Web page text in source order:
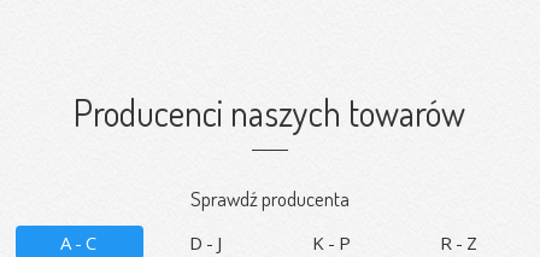
Producenci naszych towarów
Sprawdź producenta
A-C D-J K-P R-Z